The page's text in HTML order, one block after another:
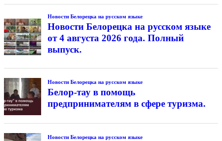
Новости Белорецка на русском языке
Новости Белорецка на русском языке
от 4 августа 2026 года. Полный
выпуск.
Новости Белорецка на русском языке
Белор-тау в помощь
предпринимателям в сфере туризма.
Новости Белорецка на русском языке